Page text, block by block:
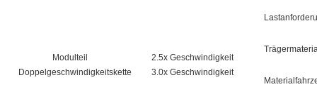
Modulteil
Doppelgeschwindigkeitskette
2.5x Geschwindigkeit
3.0x Geschwindigkeit